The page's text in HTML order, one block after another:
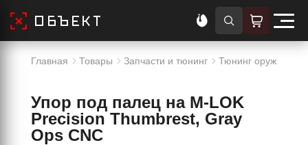
Главная Товары Запчасти и тюнинг Тюнинг оружия
Упор под палец на M-LOK
Precision Thumbrest, Gray
Ops CNC